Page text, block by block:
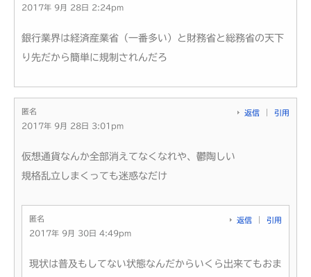
2017年 9月 28日 2:24pm
銀行業界は経済産業省（一番多い）と財務省と総務省の天下
り先だから簡単に規制されんだろ
匿名
2017年 9月 28日 3:01pm
返信 引用
仮想通貨なんか全部消えてなくなれや、鬱陶しい
規格乱立しまくっても迷惑なだけ
匿名
2017年 9月 30日 4:49pm
返信 引用
現状は普及もしてない状態なんだからいくら出来てもおま